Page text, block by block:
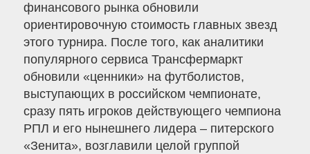
финансового рынка обновили
ориентировочную стоимость главных звезд
этого турнира. После того, как аналитики
популярного сервиса Трансфермаркт
обновили «ценники» на футболистов,
выступающих в российском чемпионате,
сразу пять игроков действующего чемпиона
РПЛ и его нынешнего лидера – питерского
«Зенита», возглавили целой группой